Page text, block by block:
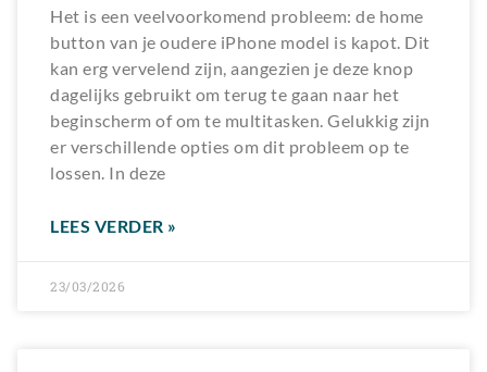
Het is een veelvoorkomend probleem: de home
button van je oudere iPhone model is kapot. Dit
kan erg vervelend zijn, aangezien je deze knop
dagelijks gebruikt om terug te gaan naar het
beginscherm of om te multitasken. Gelukkig zijn
er verschillende opties om dit probleem op te
lossen. In deze
LEES VERDER »
23/03/2026